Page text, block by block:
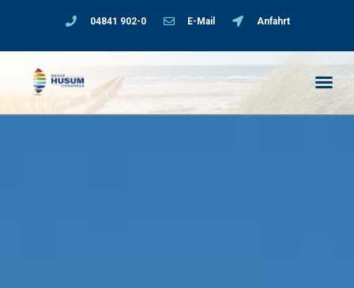
04841 902-0 E-Mail Anfahrt